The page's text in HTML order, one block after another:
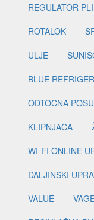
REGULATOR
ROTALOK
ULJE
BLUE
ODTOČNA
KLIPNJAČA
WI-FI ONLINE
DALJINSKI
VALUE